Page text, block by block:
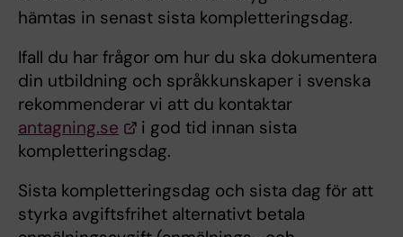
hämtas in senast sista kompletteringsdag.
Ifall du har frågor om hur du ska dokumentera
din utbildning och språkkunskaper i svenska
rekommenderar vi att du kontaktar
antagning.se
i god tid innan sista
kompletteringsdag.
Sista kompletteringsdag och sista dag för att
styrka avgiftsfrihet alternativt betala